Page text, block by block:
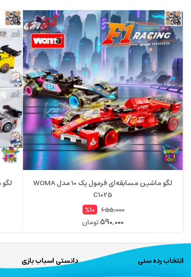
لگو ماشین مسابقه‌ای فرمول یک 10 مدل WOMA
C1025
655,000
%10
590,000تومان
انتخاب رده سنی دانستی اسباب بازی